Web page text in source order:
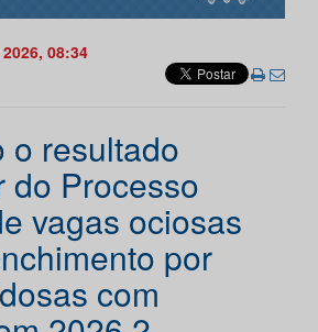
08:34
o resultado
do Processo
vagas ociosas
por
com